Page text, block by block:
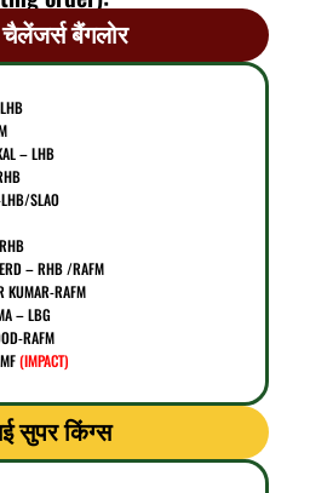
बैंगलोर
– LHB
SLAO
– RHB /RAFM
KUMAR-RAFM
– LBG
RAFM
(IMPACT)
सुपर किंग्स